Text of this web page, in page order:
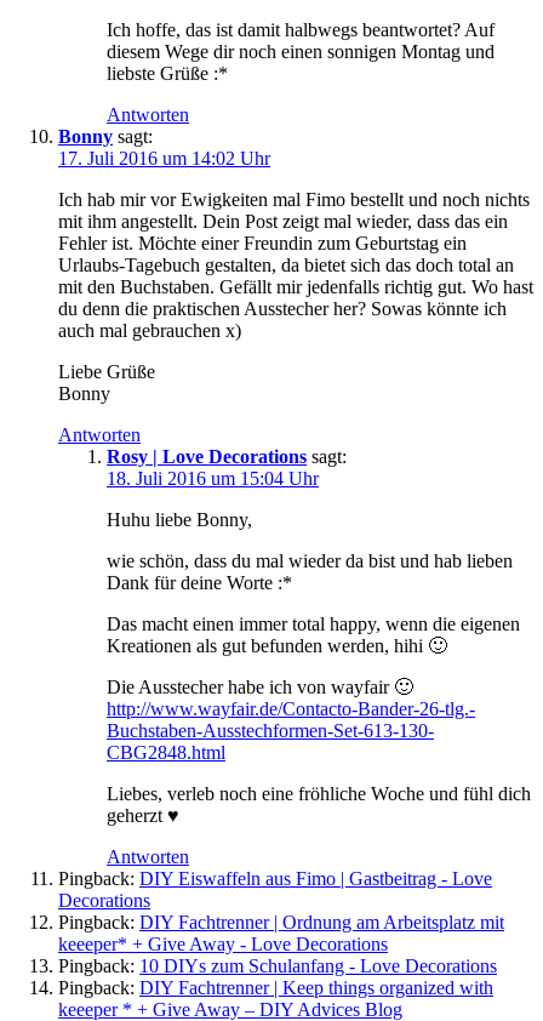
Ich hoffe, das ist damit halbwegs beantwortet? Auf
diesem Wege dir noch einen sonnigen Montag und
liebste Grüße :*
Antworten
Bonny sagt:
17. Juli 2016 um 14:02 Uhr
Ich hab mir vor Ewigkeiten mal Fimo bestellt und noch nichts
mit ihm angestellt. Dein Post zeigt mal wieder, dass das ein
Fehler ist. Möchte einer Freundin zum Geburtstag ein
Urlaubs-Tagebuch gestalten, da bietet sich das doch total an
mit den Buchstaben. Gefällt mir jedenfalls richtig gut. Wo hast
du denn die praktischen Ausstecher her? Sowas könnte ich
auch mal gebrauchen x)
Liebe Grüße
Bonny
Antworten
Rosy | Love Decorations sagt:
18. Juli 2016 um 15:04 Uhr
Huhu liebe Bonny,
wie schön, dass du mal wieder da bist und hab lieben
Dank für deine Worte :*
Das macht einen immer total happy, wenn die eigenen
Kreationen als gut befunden werden, hihi 🙂
Die Ausstecher habe ich von wayfair 🙂
http://www.wayfair.de/Contacto-Bander-26-tlg.-
Buchstaben-Ausstechformen-Set-613-130-
CBG2848.html
Liebes, verleb noch eine fröhliche Woche und fühl dich
geherzt ♥
Antworten
Pingback: DIY Eiswaffeln aus Fimo | Gastbeitrag - Love
Decorations
Pingback: DIY Fachtrenner | Ordnung am Arbeitsplatz mit
keeeper* + Give Away - Love Decorations
Pingback: 10 DIYs zum Schulanfang - Love Decorations
Pingback: DIY Fachtrenner | Keep things organized with
keeeper * + Give Away – DIY Advices Blog